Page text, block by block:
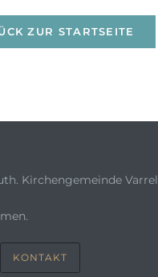
ZUR STARTSEITE
Kirchengemeinde Varrel
KONTAKT